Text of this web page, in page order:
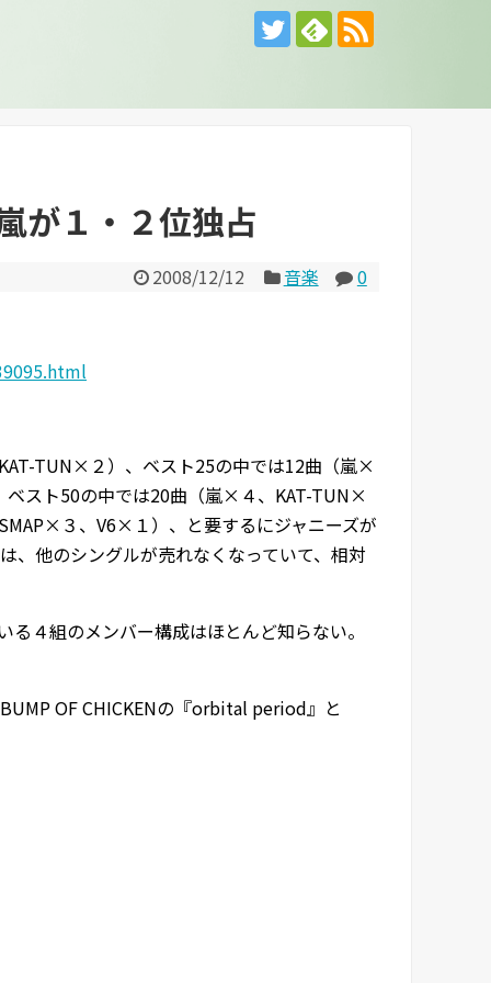
が１・２位独占
2008/12/12 音楽
0
TUN×２）、ベスト25の中では12曲（嵐×
スト50の中では20曲（嵐×４、KAT-TUN×
３、V6×１）、と要するにジャニーズが
、他のシングルが売れなくなっていて、相対
４組のメンバー構成はほとんど知らない。
OF CHICKENの『orbital period』と